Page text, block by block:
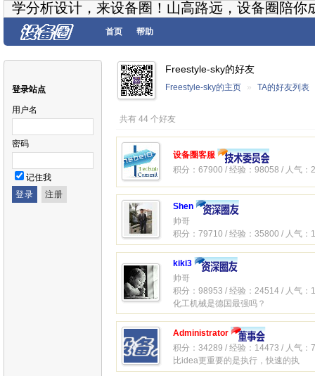
学分析设计，来设备圈！山高路远，设备圈陪你
首页 帮助
登录站点
用户名
密码
记住我
Freestyle-sky的好友
Freestyle-sky的主页 » TA的好友列表
共有 44 个好友
设备圈客服
积分：67900 / 经验：98058 / 人气：
Shen
帅哥
积分：79710 / 经验：35800 / 人气：
kiki3
帅哥
积分：98953 / 经验：24514 / 人气：
化工机械是德国最强吗？
Administrator
积分：34289 / 经验：14473 / 人气：
比idea更重要的是执行，快速的执